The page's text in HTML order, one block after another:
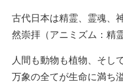
古代日本は精霊、霊魂、
然崇拝（アニミズム：精
人間も動物も植物、そし
万象の全てが生命に満ち